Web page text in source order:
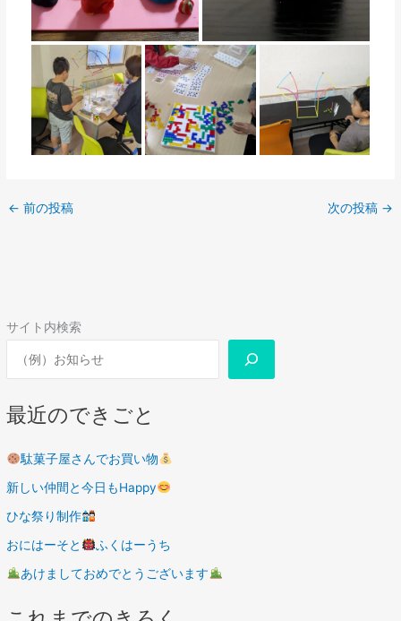
サイト内検索
最近のできごと
駄菓子屋さんでお買い物
新しい仲間と今日もHappy
ひな祭り制作
おにはーそと
ふくはーうち
あけましておめでとうございます
← 前の投稿 次の投稿 →